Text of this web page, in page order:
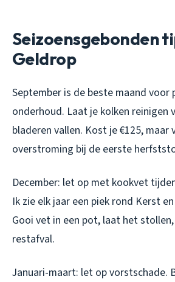
Seizoensgebonden
Geldrop
September is de beste maand voor
onderhoud. Laat je kolken reinigen
bladeren vallen. Kost je €125, maar
overstroming bij de eerste
December: let op met kookvet
Ik zie elk jaar een piek rond Kerst
Gooi vet in een pot, laat het
restafval.
Januari-maart: let op vorstschade.